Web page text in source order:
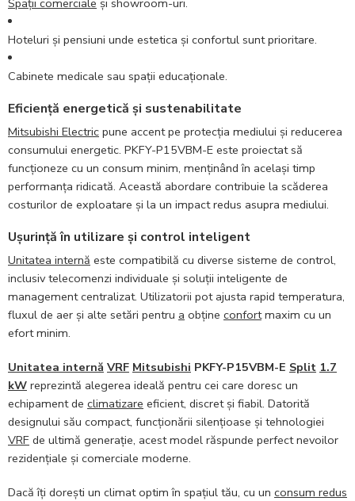
Hoteluri și pensiuni unde estetica și confortul sunt prioritare.
Cabinete medicale sau spații educaționale.
Eficiență energetică și sustenabilitate
Mitsubishi Electric pune accent pe protecția mediului și reducerea
consumului energetic. PKFY-P15VBM-E este proiectat să
funcționeze cu un consum minim, menținând în același timp
performanța ridicată. Această abordare contribuie la scăderea
costurilor de exploatare și la un impact redus asupra mediului.
Ușurință în utilizare și control inteligent
Unitatea internă este compatibilă cu diverse sisteme de control,
inclusiv telecomenzi individuale și soluții inteligente de
management centralizat. Utilizatorii pot ajusta rapid temperatura,
fluxul de aer și alte setări pentru a obține confortmaxim cu un
efort minim.
Unitatea internă VRF Mitsubishi PKFY-P15VBM-E Split 1.7
kW reprezintă alegerea ideală pentru cei care doresc un
echipament de climatizare eficient, discret și fiabil. Datorită
designului său compact, funcționării silențioase și tehnologiei
VRF de ultimă generație, acest model răspunde perfect nevoilor
rezidențiale și comerciale moderne.
Dacă îți dorești un climat optim în spațiul tău, cu un consum redus